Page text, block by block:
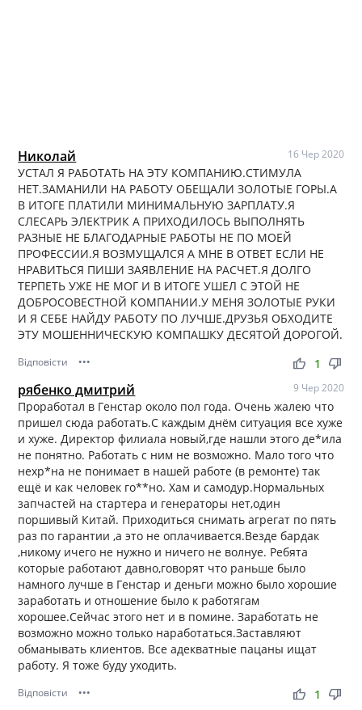
Николай 16 Чер 2020
УСТАЛ Я РАБОТАТЬ НА ЭТУ КОМПАНИЮ.СТИМУЛА
НЕТ.ЗАМАНИЛИ НА РАБОТУ ОБЕЩАЛИ ЗОЛОТЫЕ ГОРЫ.А
В ИТОГЕ ПЛАТИЛИ МИНИМАЛЬНУЮ ЗАРПЛАТУ.Я
СЛЕСАРЬ ЭЛЕКТРИК А ПРИХОДИЛОСЬ ВЫПОЛНЯТЬ
РАЗНЫЕ НЕ БЛАГОДАРНЫЕ РАБОТЫ НЕ ПО МОЕЙ
ПРОФЕССИИ.Я ВОЗМУЩАЛСЯ А МНЕ В ОТВЕТ ЕСЛИ НЕ
НРАВИТЬСЯ ПИШИ ЗАЯВЛЕНИЕ НА РАСЧЕТ.Я ДОЛГО
ТЕРПЕТЬ УЖЕ НЕ МОГ И В ИТОГЕ УШЕЛ С ЭТОЙ НЕ
ДОБРОСОВЕСТНОЙ КОМПАНИИ.У МЕНЯ ЗОЛОТЫЕ РУКИ
И Я СЕБЕ НАЙДУ РАБОТУ ПО ЛУЧШЕ.ДРУЗЬЯ ОБХОДИТЕ
ЭТУ МОШЕННИЧЕСКУЮ КОМПАШКУ ДЕСЯТОЙ ДОРОГОЙ.
Відповісти ••• thumb_up thumb_down
1
рябенко дмитрий 9 Чер 2020
Проработал в Генстар около пол года. Очень жалею что
пришел сюда работать.С каждым днём ситуация все хуже
и хуже. Директор филиала новый,где нашли этого де*ила
не понятно. Работать с ним не возможно. Мало того что
нехр*на не понимает в нашей работе (в ремонте) так
ещё и как человек го**но. Хам и самодур.Нормальных
запчастей на стартера и генераторы нет,один
поршивый Китай. Приходиться снимать агрегат по пять
раз по гарантии ,а это не оплачивается.Везде бардак
,никому ичего не нужно и ничего не волнуе. Ребята
которые работают давно,говорят что раньше было
намного лучше в Генстар и деньги можно было хорошие
заработать и отношение было к работягам
хорошее.Сейчас этого нет и в помине. Заработать не
возможно можно только наработаться.Заставляют
обманывать клиентов. Все адекватные пацаны ищат
работу. Я тоже буду уходить.
Відповісти ••• thumb_up thumb_down
1